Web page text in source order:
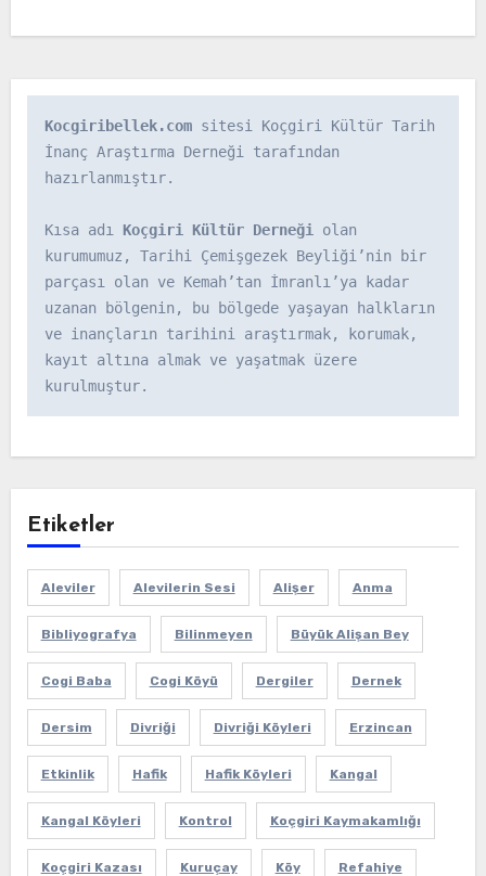
Kocgiribellek.com sitesi Koçgiri Kültür Tarih
İnanç Araştırma Derneği tarafından
hazırlanmıştır.
Kısa adı Koçgiri Kültür Derneği olan
kurumumuz, Tarihi Çemişgezek Beyliği’nin bir
parçası olan ve Kemah’tan İmranlı’ya kadar
uzanan bölgenin, bu bölgede yaşayan halkların
ve inançların tarihini araştırmak, korumak,
kayıt altına almak ve yaşatmak üzere
kurulmuştur.
Etiketler
Aleviler Alevilerin Sesi Alişer Anma
Bibliyografya Bilinmeyen Büyük Alişan Bey
Cogi Baba Cogi Köyü Dergiler Dernek
Dersim Divriği Divriği Köyleri Erzincan
Etkinlik Hafik Hafik Köyleri Kangal
Kangal Köyleri Kontrol Koçgiri Kaymakamlığı
Koçgiri Kazası Kuruçay Köy Refahiye